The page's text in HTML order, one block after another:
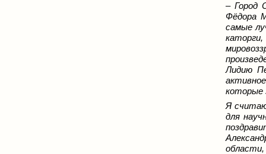
– Город
Фёдора
самые
Лидию
которые
Я
для